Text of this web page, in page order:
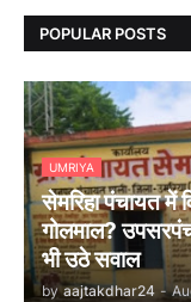
POPULAR POSTS
UMRIYA
सेमरिहा पंचायत में
गोलमाल?
भी उठे सवाल
by aajtakdhar24 -